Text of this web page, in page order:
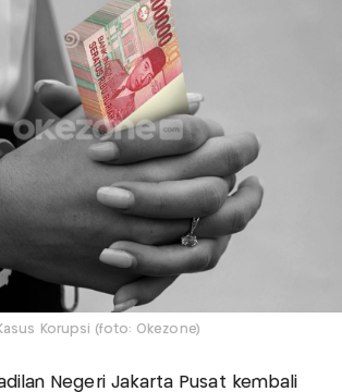
Korupsi (foto: Okezone)
Negeri Jakarta Pusat kembali